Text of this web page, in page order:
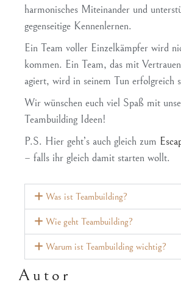
harmonisches Miteinander und
gegenseitige Kennenlernen.
Ein Team voller Einzelkämpfer wird
kommen. Ein Team, das mit
agiert, wird in seinem Tun erfolgreich
Wir wünschen euch viel Spaß mit
Teambuilding Ideen!
P.S. Hier geht’s auch gleich zum
– falls ihr gleich damit starten wollt.
Was ist Teambuilding?
Wie geht Teambuilding?
Warum ist Teambuilding wichtig?
Autor